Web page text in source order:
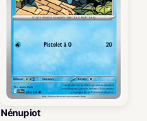
Nénupiot